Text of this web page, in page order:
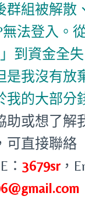
群組被解散
無法登入。
」到資金全
是我沒有放
我的大部分
助或想了解
可直接聯絡
： 3679sr，